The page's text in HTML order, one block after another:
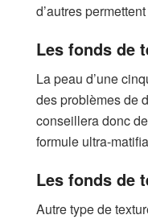
d’autres
Les fonds de
La peau d’une
des problèmes de
conseillera donc
formule ultra-
Les fonds de
Autre type de